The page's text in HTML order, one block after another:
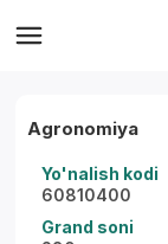
Agronomiya
Yo'nalish kodi
60810400
Grand soni